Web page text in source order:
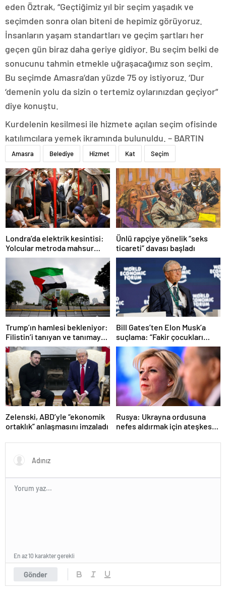
eden Öztrak, “Geçtiğimiz yıl bir seçim yaşadık ve
seçimden sonra olan biteni de hepimiz görüyoruz.
İnsanların yaşam standartları ve geçim şartları her
geçen gün biraz daha geriye gidiyor. Bu seçim belki de
sonucunu tahmin etmekle uğraşacağımız son seçim.
Bu seçimde Amasra’dan yüzde 75 oy istiyoruz. ‘Dur
‘demenin yolu da sizin o tertemiz oylarınızdan geçiyor”
diye konuştu.
Kurdelenin kesilmesi ile hizmete açılan seçim ofisinde
katılımcılara yemek ikramında bulunuldu. – BARTIN
Amasra Belediye Hizmet Kat Seçim
Londra’da elektrik kesintisi:
Yolcular metroda mahsur
kaldı
Ünlü rapçiye yönelik “seks
ticareti” davası başladı
Trump’ın hamlesi bekleniyor:
Filistin’i tanıyan ve tanımayan
ülkeler hangileri?
Bill Gates’ten Elon Musk’a
suçlama: “Fakir çocukları
öldürdü”
Zelenski, ABD’yle “ekonomik
ortaklık” anlaşmasını imzaladı
Rusya: Ukrayna ordusuna
nefes aldırmak için ateşkes
Gönder
En az 10 karakter gerekli